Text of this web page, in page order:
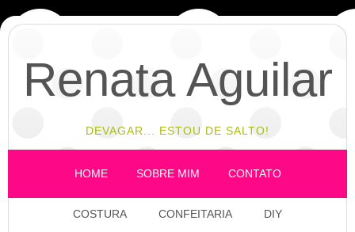
Renata Aguilar
DEVAGAR... ESTOU DE SALTO!
HOME SOBRE MIM CONTATO
COSTURA CONFEITARIA DIY